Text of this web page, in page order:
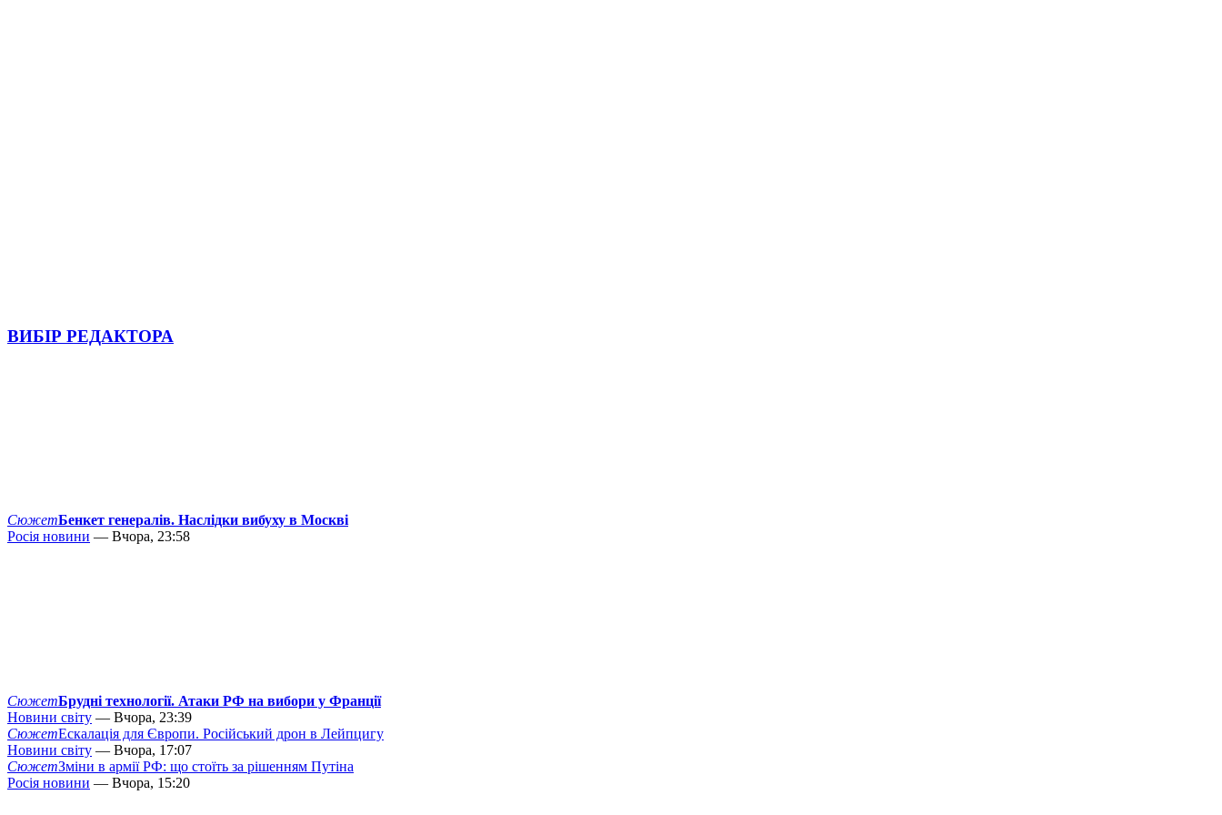
ВИБІР РЕДАКТОРА
СюжетБенкет генералів. Наслідки вибуху в Москві
Росія новини — Вчора, 23:58
СюжетБрудні технології. Атаки РФ на вибори у Франції
Новини світу — Вчора, 23:39
СюжетЕскалація для Європи. Російський дрон в Лейпцигу
Новини світу — Вчора, 17:07
СюжетЗміни в армії РФ: що стоїть за рішенням Путіна
Росія новини — Вчора, 15:20